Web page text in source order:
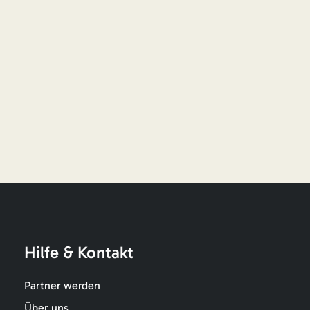
Hilfe & Kontakt
Partner werden